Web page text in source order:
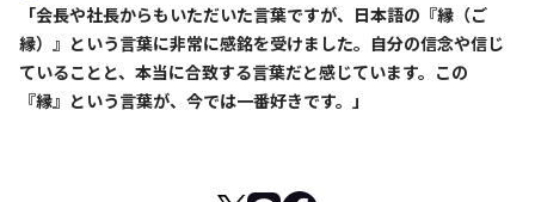
「会長や社長からもいただいた言葉ですが、日本語の『縁（ご
縁）』という言葉に非常に感銘を受けました。自分の信念や信じ
ていることと、本当に合致する言葉だと感じています。この
『縁』という言葉が、今では一番好きです。」